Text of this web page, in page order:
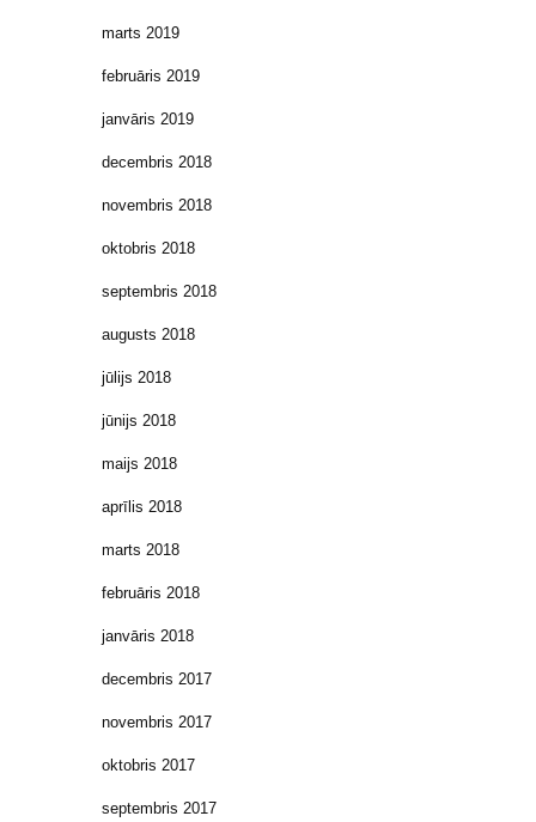
marts 2019
februāris 2019
janvāris 2019
decembris 2018
novembris 2018
oktobris 2018
septembris 2018
augusts 2018
jūlijs 2018
jūnijs 2018
maijs 2018
aprīlis 2018
marts 2018
februāris 2018
janvāris 2018
decembris 2017
novembris 2017
oktobris 2017
septembris 2017